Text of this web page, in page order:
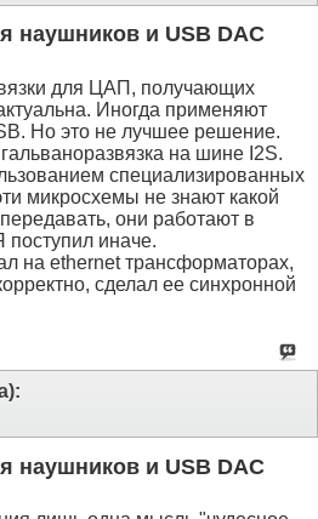
наушников и USB DAC
для ЦАП, получающих
Иногда применяют
Но это не лучшее решение.
на шине I2S.
специализированных
микросхемы не знают какой
они работают в
иначе.
на ethernet трансформаторах,
сделал ее синхронной
наушников и USB DAC